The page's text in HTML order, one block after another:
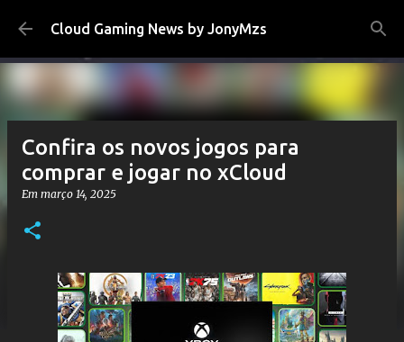
Pular para o conteúdo principal
Cloud Gaming News by JonyMzs
Confira os novos jogos para
comprar e jogar no xCloud
Em março 14, 2025